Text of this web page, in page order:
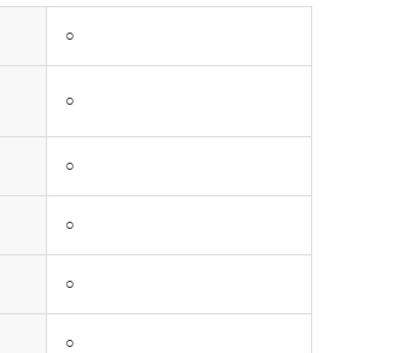
○
○
○
○
○
○